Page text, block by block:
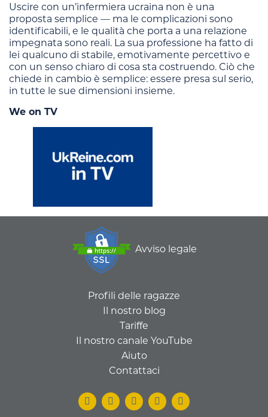
Uscire con un’infermiera ucraina non è una
proposta semplice — ma le complicazioni sono
identificabili, e le qualità che porta a una relazione
impegnata sono reali. La sua professione ha fatto di
lei qualcuno di stabile, emotivamente percettivo e
con un senso chiaro di cosa sta costruendo. Ciò che
chiede in cambio è semplice: essere presa sul serio,
in tutte le sue dimensioni insieme.
We on TV
Avviso legale
Profili delle ragazze
Il nostro blog
Tariffe
Il nostro canale YouTube
Aiuto
Contattaci